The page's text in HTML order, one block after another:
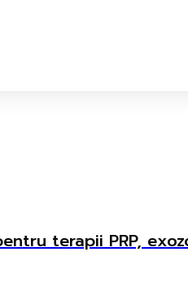
terapii PRP,